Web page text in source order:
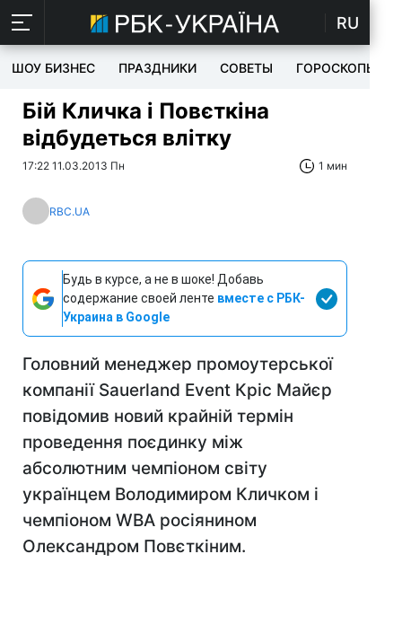
RU
ШОУ БИЗНЕС ПРАЗДНИКИ СОВЕТЫ ГОРОСКОПЫ
Бій Кличка і Повєткіна
відбудеться влітку
17:22 11.03.2013 Пн 1 мин
RBC.UA
Будь в курсе, а не в шоке! Добавь
содержание своей ленте вместе с РБК-
Украина в Google
Головний менеджер промоутерської
компанії Sauerland Event Кріс Майєр
повідомив новий крайній термін
проведення поєдинку між
абсолютним чемпіоном світу
українцем Володимиром Кличком і
чемпіоном WBA росіянином
Олександром Повєткіним.